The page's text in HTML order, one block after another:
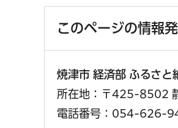
このページの情報
焼津市 経済部 ふるさ
所在地：〒425-8502
電話番号：054-626-